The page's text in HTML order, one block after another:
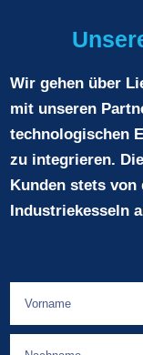
Wir gehen über
mit unseren
technologischen
zu integrieren.
Kunden stets
Industriekesseln